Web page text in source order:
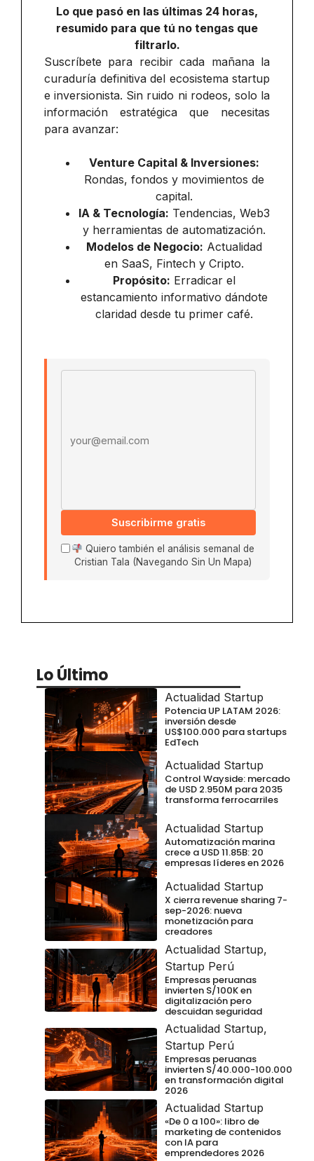
Lo que pasó en las últimas 24 horas,
resumido para que tú no tengas que
filtrarlo.
Suscríbete para recibir cada mañana la
curaduría definitiva del ecosistema startup
e inversionista. Sin ruido ni rodeos, solo la
información estratégica que necesitas
para avanzar:
Venture Capital & Inversiones:
Rondas, fondos y movimientos de
capital.
IA & Tecnología: Tendencias, Web3
y herramientas de automatización.
Modelos de Negocio: Actualidad
en SaaS, Fintech y Cripto.
Propósito: Erradicar el
estancamiento informativo dándote
claridad desde tu primer café.
Suscribirme gratis
Quiero también el análisis semanal de
Cristian Tala (Navegando Sin Un Mapa)
Lo Último
Actualidad Startup
Potencia UP LATAM 2026:
inversión desde
US$100.000 para startups
EdTech
Actualidad Startup
Control Wayside: mercado
de USD 2.950M para 2035
transforma ferrocarriles
Actualidad Startup
Automatización marina
crece a USD 11.85B: 20
empresas líderes en 2026
Actualidad Startup
X cierra revenue sharing 7-
sep-2026: nueva
monetización para
creadores
Actualidad Startup,
Startup Perú
Empresas peruanas
invierten S/100K en
digitalización pero
descuidan seguridad
Actualidad Startup,
Startup Perú
Empresas peruanas
invierten S/40.000-100.000
en transformación digital
2026
Actualidad Startup
«De 0 a 100»: libro de
marketing de contenidos
con IA para
emprendedores 2026